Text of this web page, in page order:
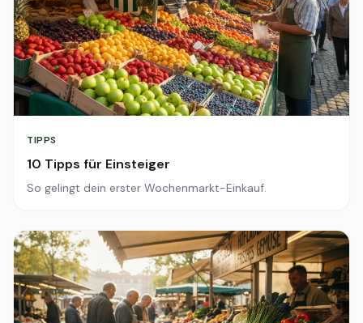
TIPPS
10 Tipps für Einsteiger
So gelingt dein erster Wochenmarkt-Einkauf.